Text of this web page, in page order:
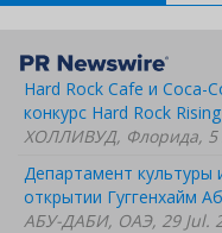
Hard Rock Cafe и Coca-
конкурс Hard Rock
ХОЛЛИВУД, Флорида, 5
Департамент
открытии Гуггенхайм
АБУ-ДАБИ, ОАЭ, 29 Jul.